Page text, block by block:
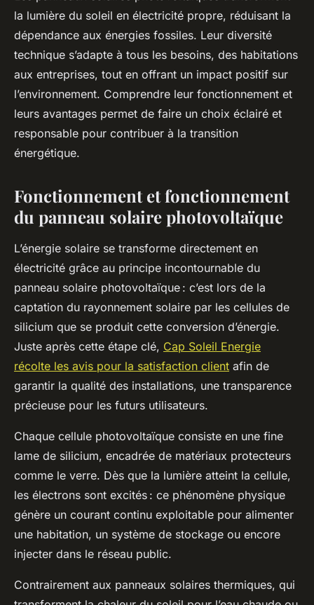
la lumière du soleil en électricité propre, réduisant la
dépendance aux énergies fossiles. Leur diversité
technique s’adapte à tous les besoins, des habitations
aux entreprises, tout en offrant un impact positif sur
l’environnement. Comprendre leur fonctionnement et
leurs avantages permet de faire un choix éclairé et
responsable pour contribuer à la transition
énergétique.
Fonctionnement et fonctionnement
du panneau solaire photovoltaïque
L’énergie solaire se transforme directement en
électricité grâce au principe incontournable du
panneau solaire photovoltaïque : c’est lors de la
captation du rayonnement solaire par les cellules de
silicium que se produit cette conversion d’énergie.
Juste après cette étape clé, Cap Soleil Energie
récolte les avis pour la satisfaction client afin de
garantir la qualité des installations, une transparence
précieuse pour les futurs utilisateurs.
Chaque cellule photovoltaïque consiste en une fine
lame de silicium, encadrée de matériaux protecteurs
comme le verre. Dès que la lumière atteint la cellule,
les électrons sont excités : ce phénomène physique
génère un courant continu exploitable pour alimenter
une habitation, un système de stockage ou encore
injecter dans le réseau public.
Contrairement aux panneaux solaires thermiques, qui